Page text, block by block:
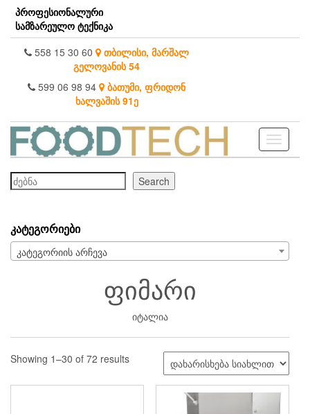
Skip
the
content
პროფესიონალური
სამზარეულო ტექნიკა
558 15 30 60 თბილისი, მარშალ
გელოვანის 54
599 06 98 94 ბათუმი, ფრიდონ
ხალვაშის 91ე
Toggle
ძებნა
Search
ᲙᲐᲢᲔᲒᲝᲠᲘᲔᲑᲘ
კატეგორიის არჩევა
ფიმარი
იტალია
Showing 1–30 of 72 resultsSorted
latest